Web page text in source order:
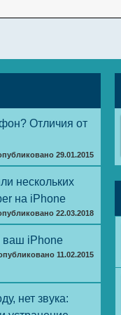
Отличия от
29.01.2015
нескольких
на iPhone
22.03.2018
ваш iPhone
11.02.2015
нет звука: